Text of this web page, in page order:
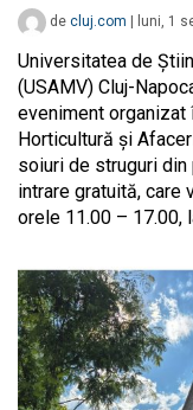
de cluj.com luni, 1
Universitatea de
(USAMV) Cluj-
eveniment organizat
Horticultură și
soiuri de struguri
intrare gratuită, care
orele 11.00 – 17.00,